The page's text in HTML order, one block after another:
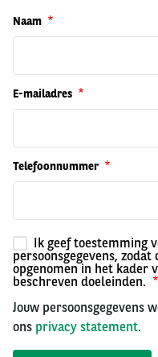
Naam
E-mailadres
Telefoonnummer
Ik geef toestemming
persoonsgegevens,
opgenomen in het kader
beschreven doeleinden.
Jouw persoonsgegevens
ons privacy statement.